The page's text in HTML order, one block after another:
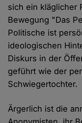
sich ein kläglicher
Bewegung "Das
Politische ist
ideologischen
Diskurs in der
geführt wie der
Schwiegertochter.
Ärgerlich ist die